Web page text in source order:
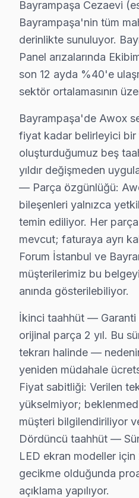
Bayrampaşa'deki Awox
İkinci pik — Mart sonu:
Üçüncü pik — Haziran:
Beşinci pik — Kasım:
Avrupa Yakası'nda yer
Bayrampaşa'nin karma
Komşu ilçelerle
Bayrampaşa Awox servis
Arıza profili
Çözüm hızı
Bayrampaşa'deki Awox
İkinci temas — İlk iletişim:
Üçüncü temas — Saha
Dördüncü temas —
Bayrampaşa'de
Awox panel arıza
Kocatepe, Muratpaşa,
Vatan, Yenidoğan,
Altıntepsi, Cevatpaşa,
Awox TV'lerde Sık
Bayrampaşa
Panel arızası:
Güç kartı:
LED bar sorunu:
Bayrampaşa Cezaevi
Bayrampaşa'nin tüm
derinlikte sunuluyor.
Panel arızalarında
son 12 ayda %40'e
sektör ortalamasının
Bayrampaşa'de Awox
fiyat kadar belirleyici
oluşturduğumuz beş
yıldır değişmeden
— Parça özgünlüğü:
bileşenleri yalnızca
temin ediliyor. Her
mevcut; faturaya ayrı
Forum İstanbul ve
müşterilerimiz bu
anında gösterilebiliyor.
İkinci taahhüt — Garanti
orijinal parça 2 yıl. Bu
tekrarı halinde —
yeniden müdahale
Fiyat sabitliği: Verilen
yükselmiyor;
müşteri bilgilendiriliyor
Dördüncü taahhüt —
LED ekran modeller
gecikme olduğunda
açıklama yapılıyor.